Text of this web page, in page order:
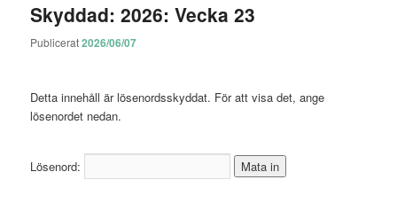
Skyddad: 2026: Vecka 23
Publicerat2026/06/07
Detta innehåll är lösenordsskyddat. För att visa det, ange
lösenordet nedan.
Lösenord: